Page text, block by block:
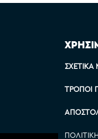
ΤΡΌΠΟΙ